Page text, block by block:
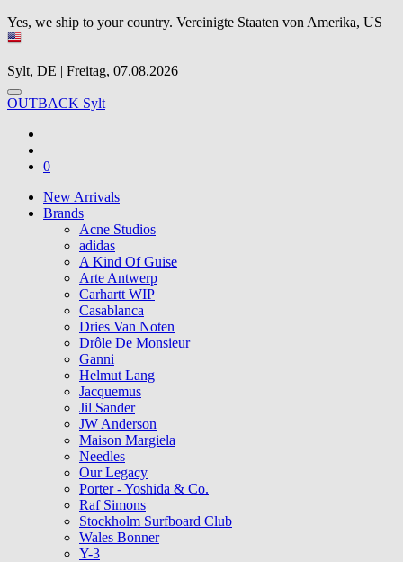
Yes, we ship to your country. Vereinigte Staaten von Amerika, US
Sylt, DE | Freitag, 07.08.2026
OUTBACK Sylt
0
New Arrivals
Brands
Acne Studios
adidas
A Kind Of Guise
Arte Antwerp
Carhartt WIP
Casablanca
Dries Van Noten
Drôle De Monsieur
Ganni
Helmut Lang
Jacquemus
Jil Sander
JW Anderson
Maison Margiela
Needles
Our Legacy
Porter - Yoshida & Co.
Raf Simons
Stockholm Surfboard Club
Wales Bonner
Y-3